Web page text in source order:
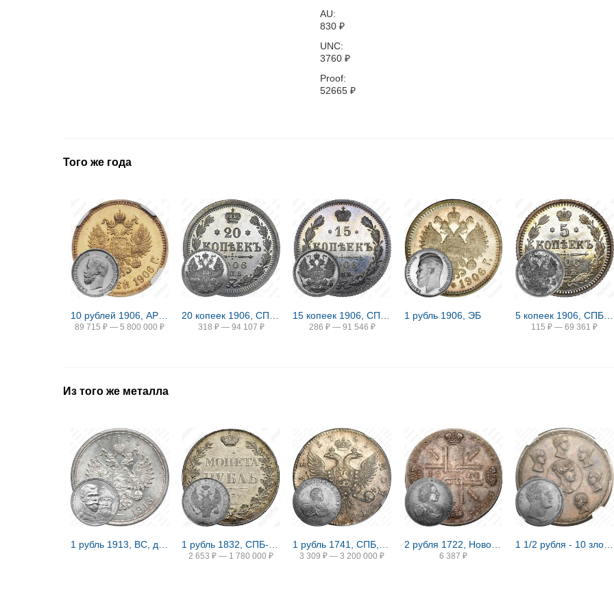
AU:
830 ₽
UNC:
3760 ₽
Proof:
52665 ₽
Того же года
89 715 ₽ — 5 800 000 ₽ 318 ₽ — 94 107 ₽ 286 ₽ — 91 546 ₽
1 рубль 1906, ЭБ 5 копеек 1906, СПБ-ЭБ
115 ₽ — 69 361 ₽
Из того же металла
2 653 ₽ — 1 780 000 ₽ 3 309 ₽ — 3 200 000 ₽
2 рубля 1722, Новодел
6 387 ₽
1 1/2 рубля - 10 злотых 1836, семейный, П. У., Новодел